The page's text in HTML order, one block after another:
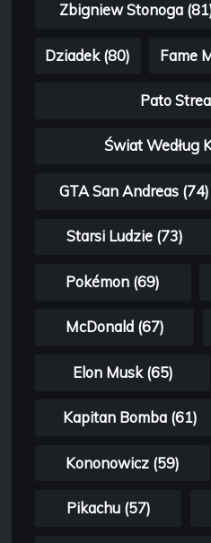
Zbigniew Stonoga
Dziadek (80) Fame
Pato
Świat Według
GTA San Andreas (74)
Starsi Ludzie (73)
Pokémon (69)
McDonald (67)
Elon Musk (65)
Kapitan Bomba (61)
Kononowicz (59)
Pikachu (57)